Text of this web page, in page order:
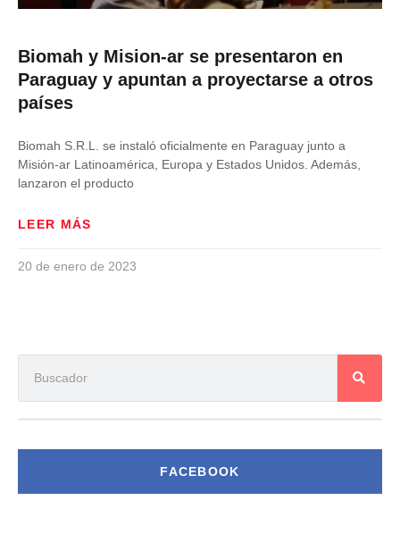
Biomah y Mision-ar se presentaron en
Paraguay y apuntan a proyectarse a otros
países
Biomah S.R.L. se instaló oficialmente en Paraguay junto a
Misión-ar Latinoamérica, Europa y Estados Unidos. Además,
lanzaron el producto
LEER MÁS
20 de enero de 2023
FACEBOOK